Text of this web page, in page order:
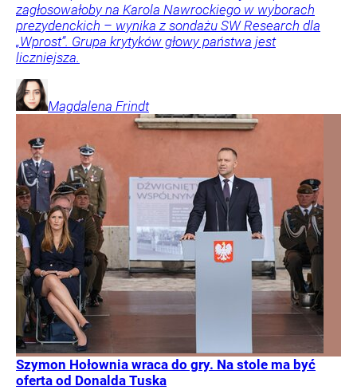
zagłosowałoby na Karola Nawrockiego w wyborach
prezydenckich – wynika z sondażu SW Research dla
„Wprost”. Grupa krytyków głowy państwa jest
liczniejsza.
Magdalena Frindt
Szymon Hołownia wraca do gry. Na stole ma być
oferta od Donalda Tuska